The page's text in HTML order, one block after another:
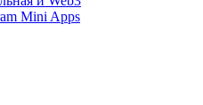
Mini Apps